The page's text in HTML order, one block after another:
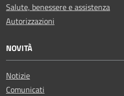
Salute, benessere e assistenza
Autorizzazioni
NOVITÀ
Notizie
Comunicati